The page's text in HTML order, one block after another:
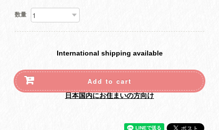
数量
International shipping available
Add to cart
日本国内にお住まいの方向け